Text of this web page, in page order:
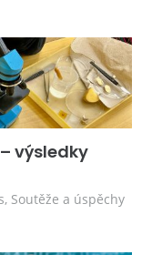
výsledky
, Soutěže a úspěchy